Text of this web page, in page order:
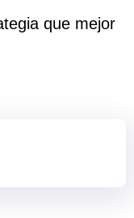
que mejor